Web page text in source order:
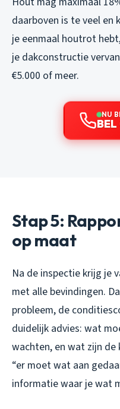
daarboven is te veel
je eenmaal houtrot
je dakconstructie
€5.000 of meer.
NU
BEL
Stap 5:
op maat
Na de inspectie krijg je
met alle bevindingen.
probleem, de
duidelijk advies: wat
wachten, en wat zijn de
“er moet wat aan
informatie waar je wat